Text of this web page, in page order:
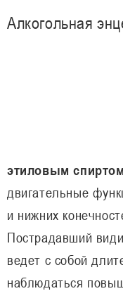
Алкогольная
этиловым спиртом
двигательные
и нижних
Пострадавший
ведет с собой
наблюдаться